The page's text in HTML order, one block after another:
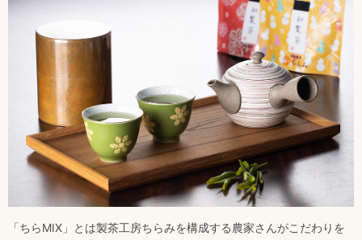
「ちらMIX」とは製茶工房ちらみを構成する農家さんがこだわりを